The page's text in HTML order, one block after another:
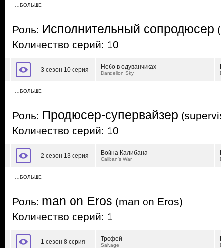
…БОЛЬШЕ
Роль: Исполнительный сопродюсер
Количество серий: 10
3 сезон 10 серия Небо в одуванчиках
Dandelion Sky
…БОЛЬШЕ
Роль: Продюсер-супервайзер
Количество серий: 10
2 сезон 13 серия Война Калибана
Caliban's War
…БОЛЬШЕ
Роль: man on Eros (man on Eros)
Количество серий: 1
1 сезон 8 серия Трофей
Salvage